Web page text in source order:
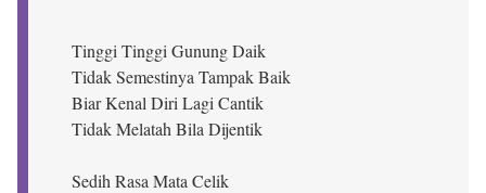
Tinggi Tinggi Gunung Daik
Tidak Semestinya Tampak Baik
Biar Kenal Diri Lagi Cantik
Tidak Melatah Bila Dijentik
Sedih Rasa Mata Celik